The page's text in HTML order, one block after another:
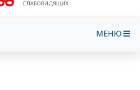
СЛАБОВИДЯЩИХ
МЕНЮ